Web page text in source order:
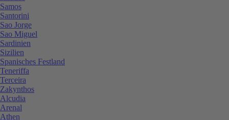
Samos
Santorini
Sao Jorge
Sao Miguel
Sardinien
Sizilien
Spanisches Festland
Teneriffa
Terceira
Zakynthos
Alcudia
Arenal
Athen